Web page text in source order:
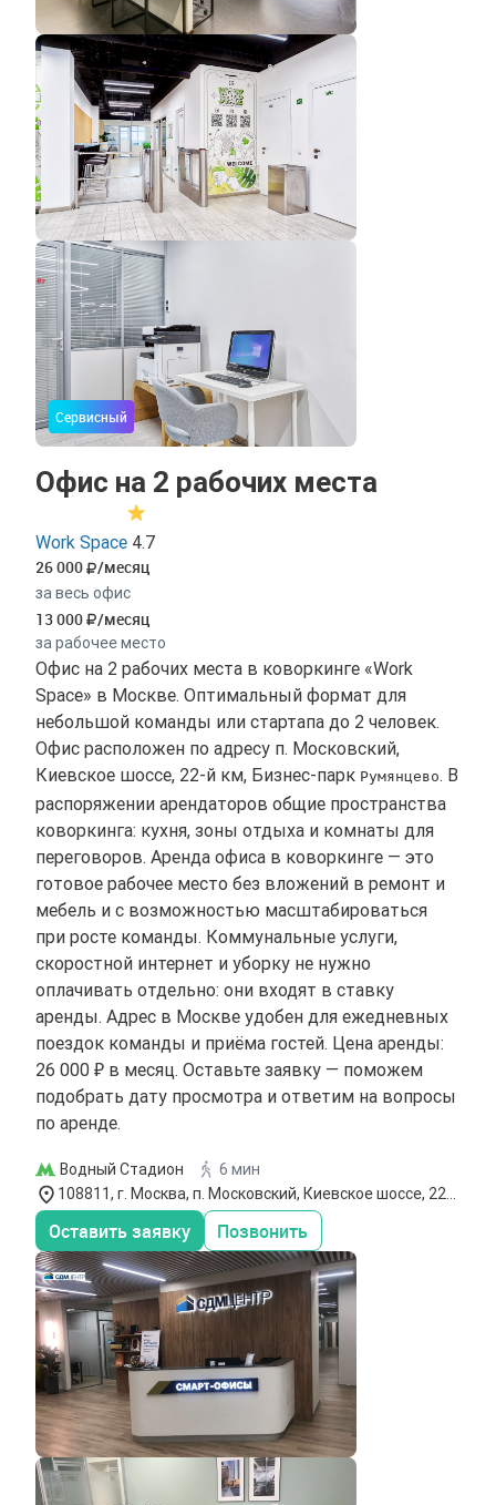
Сервисный
Офис на 2 рабочих места
Work Space 4.7
26 000 /месяц
за весь офис
13 000 /месяц
за рабочее место
Офис на 2 рабочих места в коворкинге «Work
Space» в Москве. Оптимальный формат для
небольшой команды или стартапа до 2 человек.
Офис расположен по адресу п. Московский,
Киевское шоссе, 22-й км, Бизнес-парк Румянцево. В
распоряжении арендаторов общие пространства
коворкинга: кухня, зоны отдыха и комнаты для
переговоров. Аренда офиса в коворкинге — это
готовое рабочее место без вложений в ремонт и
мебель и с возможностью масштабироваться
при росте команды. Коммунальные услуги,
скоростной интернет и уборку не нужно
оплачивать отдельно: они входят в ставку
аренды. Адрес в Москве удобен для ежедневных
поездок команды и приёма гостей. Цена аренды:
26 000 ₽ в месяц. Оставьте заявку — поможем
подобрать дату просмотра и ответим на вопросы
по аренде.
Водный Стадион
6 мин
108811, г. Москва, п. Московский, Киевское шоссе, 22-й
км, Бизнес-парк `Румянцево`
Оставить заявку Позвонить